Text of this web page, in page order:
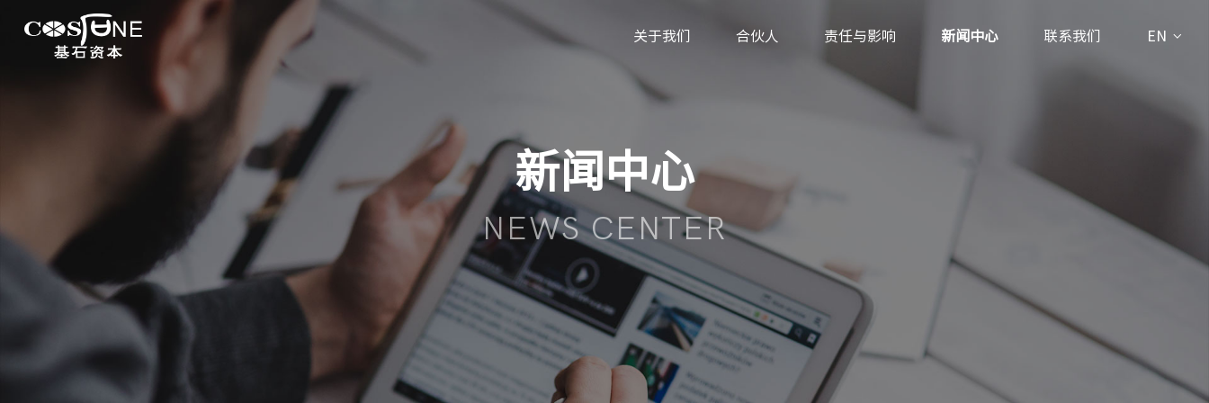
EN
关于我们 合伙人 责任与影响 新闻中心 联系我们
新闻中心
NEWS CENTER